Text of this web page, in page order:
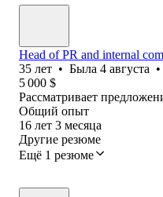
Head of PR and internal
35 лет • Была 4 августа •
5 000 $
Рассматривает
Общий опыт
16 лет 3 месяца
Другие резюме
Ещё 1 резюме